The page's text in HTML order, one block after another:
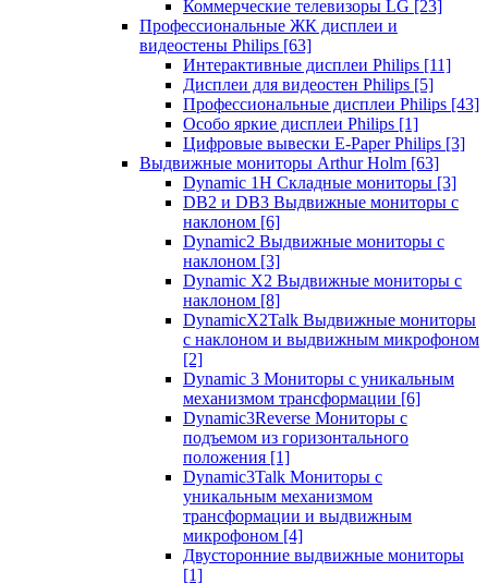
Коммерческие телевизоры LG [23]
Профессиональные ЖК дисплеи и
видеостены Philips [63]
Интерактивные дисплеи Philips [11]
Дисплеи для видеостен Philips [5]
Профессиональные дисплеи Philips [43]
Особо яркие дисплеи Philips [1]
Цифровые вывески E-Paper Philips [3]
Выдвижные мониторы Arthur Holm [63]
Dynamic 1Н Складные мониторы [3]
DB2 и DB3 Выдвижные мониторы с
наклоном [6]
Dynamic2 Выдвижные мониторы с
наклоном [3]
Dynamic X2 Выдвижные мониторы с
наклоном [8]
DynamicX2Talk Выдвижные мониторы
с наклоном и выдвижным микрофоном
[2]
Dynamic 3 Мониторы с уникальным
механизмом трансформации [6]
Dynamic3Reverse Мониторы с
подъемом из горизонтального
положения [1]
Dynamic3Talk Мониторы с
уникальным механизмом
трансформации и выдвижным
микрофоном [4]
Двусторонние выдвижные мониторы
[1]